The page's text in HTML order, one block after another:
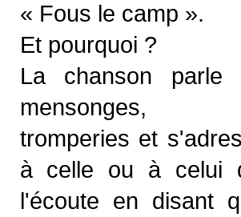
« Fous le camp ».
Et pourquoi ?
La chanson parle
mensonges,
tromperies et
à celle ou à celui
l'écoute en disant